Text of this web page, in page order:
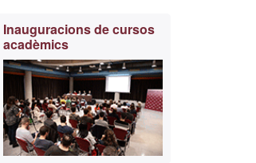
Inauguracions de cursos
acadèmics